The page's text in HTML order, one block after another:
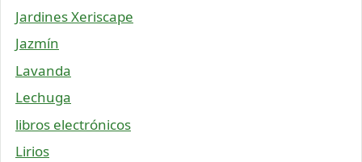
Jardines Xeriscape
Jazmín
Lavanda
Lechuga
libros electrónicos
Lirios